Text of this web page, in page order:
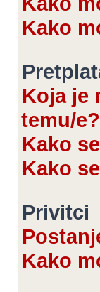
Kako
Koja je
temu/e?
Kako
Kako
Privitci
Kako